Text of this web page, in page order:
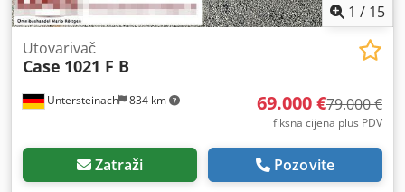
1 / 15
Untersteinach 834 km
Utovarivač
Case 1021 F B
69.000 €79.000 €
fiksna cijena plus PDV
Zatraži Pozovite